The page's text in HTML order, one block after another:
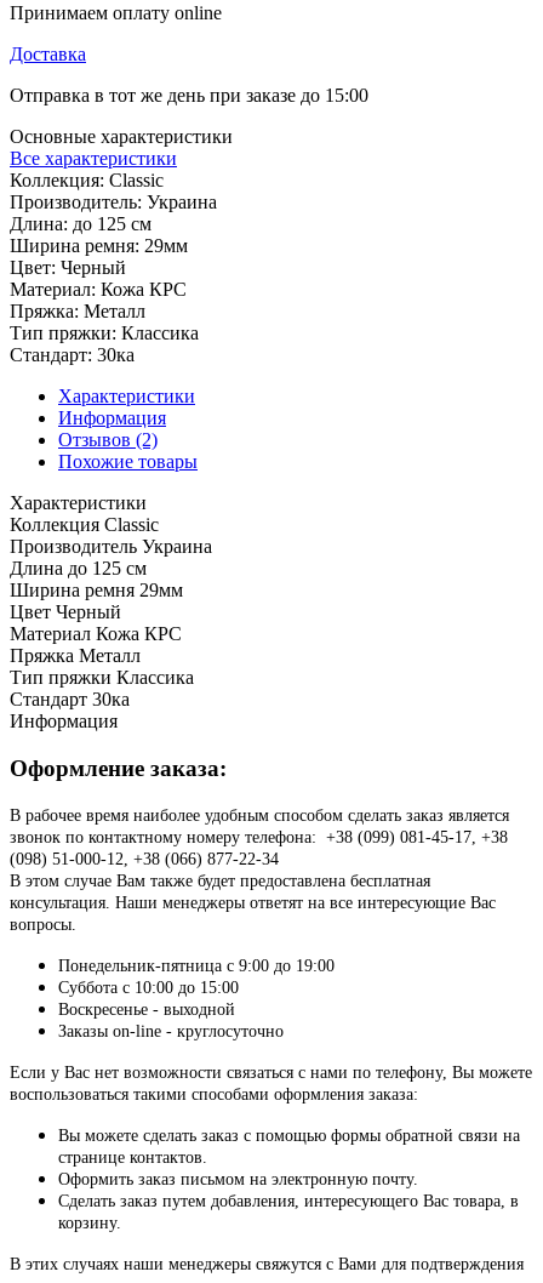
Принимаем оплату online
Доставка
Отправка в тот же день при заказе до 15:00
Основные характеристики
Все характеристики
Коллекция: Classic
Производитель: Украина
Длина: до 125 см
Ширина ремня: 29мм
Цвет: Черный
Материал: Кожа КРС
Пряжка: Металл
Тип пряжки: Классика
Стандарт: 30ка
Характеристики
Информация
Отзывов (2)
Похожие товары
Характеристики
Коллекция Classic
Производитель Украина
Длина до 125 см
Ширина ремня 29мм
Цвет Черный
Материал Кожа КРС
Пряжка Металл
Тип пряжки Классика
Стандарт 30ка
Информация
Оформление заказа:
В рабочее время наиболее удобным способом сделать заказ является
звонок по контактному номеру телефона: +38 (099) 081-45-17, +38
(098) 51-000-12, +38 (066) 877-22-34
В этом случае Вам также будет предоставлена бесплатная
консультация. Наши менеджеры ответят на все интересующие Вас
вопросы.
Понедельник-пятница с 9:00 до 19:00
Суббота с 10:00 до 15:00
Воскресенье - выходной
Заказы on-line - круглосуточно
Если у Вас нет возможности связаться с нами по телефону, Вы можете
воспользоваться такими способами оформления заказа:
Вы можете сделать заказ с помощью формы обратной связи на
странице контактов.
Оформить заказ письмом на электронную почту.
Сделать заказ путем добавления, интересующего Вас товара, в
корзину.
В этих случаях наши менеджеры свяжутся с Вами для подтверждения